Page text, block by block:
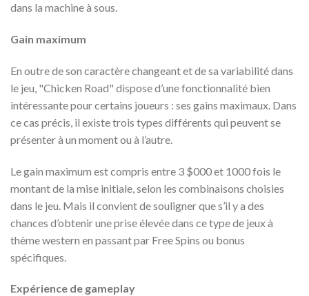
dans la machine à sous.
Gain maximum
En outre de son caractère changeant et de sa variabilité dans
le jeu, "Chicken Road" dispose d’une fonctionnalité bien
intéressante pour certains joueurs : ses gains maximaux. Dans
ce cas précis, il existe trois types différents qui peuvent se
présenter à un moment ou à l’autre.
Le gain maximum est compris entre 3 $000 et 1000 fois le
montant de la mise initiale, selon les combinaisons choisies
dans le jeu. Mais il convient de souligner que s’il y a des
chances d’obtenir une prise élevée dans ce type de jeux à
thème western en passant par Free Spins ou bonus
spécifiques.
Expérience de gameplay